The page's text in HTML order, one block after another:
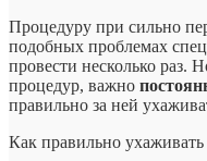
Процедуру при сильно
подобных проблемах
провести несколько раз.
процедур, важно
правильно за ней
Как правильно ухаживать